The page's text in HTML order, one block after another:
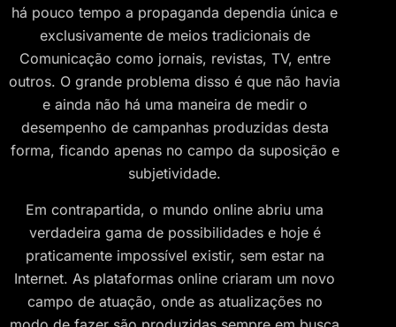
há pouco tempo a propaganda dependia única e
exclusivamente de meios tradicionais de
Comunicação como jornais, revistas, TV, entre
outros. O grande problema disso é que não havia
e ainda não há uma maneira de medir o
desempenho de campanhas produzidas desta
forma, ficando apenas no campo da suposição e
subjetividade.
Em contrapartida, o mundo online abriu uma
verdadeira gama de possibilidades e hoje é
praticamente impossível existir, sem estar na
Internet. As plataformas online criaram um novo
campo de atuação, onde as atualizações no